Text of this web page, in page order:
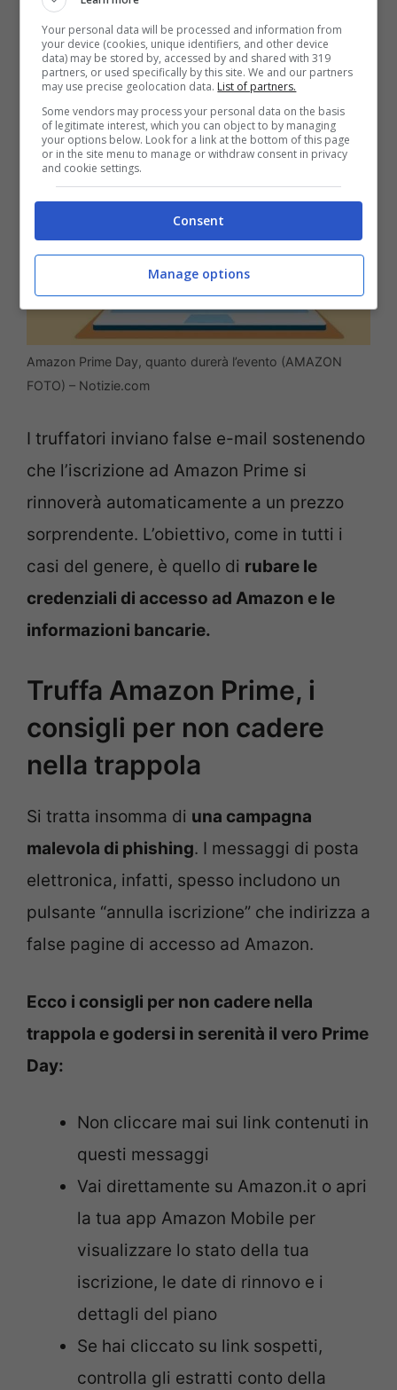
Day un aumento improvviso di false e-mail
relative all’iscrizione al servizio.
Amazon Prime Day, quanto durerà l’evento (AMAZON
FOTO) – Notizie.com
I truffatori inviano false e-mail sostenendo
che l’iscrizione ad Amazon Prime si
rinnoverà automaticamente a un prezzo
sorprendente. L’obiettivo, come in tutti i
casi del genere, è quello di rubare le
credenziali di accesso ad Amazon e le
informazioni bancarie.
Truffa Amazon Prime, i
consigli per non cadere
nella trappola
Si tratta insomma di una campagna
malevola di phishing. I messaggi di posta
elettronica, infatti, spesso includono un
pulsante “annulla iscrizione” che indirizza a
false pagine di accesso ad Amazon.
Ecco i consigli per non cadere nella
trappola e godersi in serenità il vero Prime
Day:
Non cliccare mai sui link contenuti in
questi messaggi
Vai direttamente su Amazon.it o apri
la tua app Amazon Mobile per
visualizzare lo stato della tua
iscrizione, le date di rinnovo e i
dettagli del piano
Se hai cliccato su link sospetti,
controlla gli estratti conto della
Your personal data will be processed and information from
your device (cookies, unique identifiers, and other device
data) may be stored by, accessed by and shared with 319
partners, or used specifically by this site. We and our partners
may use precise geolocation data. List of partners.
Some vendors may process your personal data on the basis
of legitimate interest, which you can object to by managing
your options below. Look for a link at the bottom of this page
or in the site menu to manage or withdraw consent in privacy
and cookie settings.
Consent
Manage options